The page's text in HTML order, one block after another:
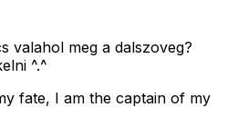
valahol meg a dalszoveg?
^.^
fate, I am the captain of my